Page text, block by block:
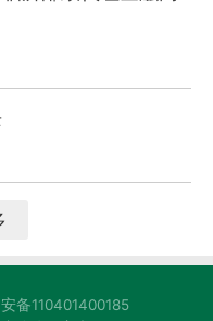
备110401400185